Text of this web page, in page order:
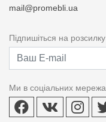
mail@promebli.ua
Підпишіться на розсилку
Ми в соціальних